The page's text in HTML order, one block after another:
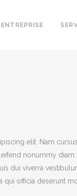
ENTREPRISE
elit. Nam
nonummy
dui viverra
qui officia deserunt